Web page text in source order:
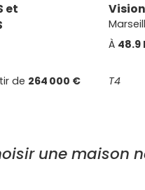
et
de 264 000 €
À 48.9
T4
une maison